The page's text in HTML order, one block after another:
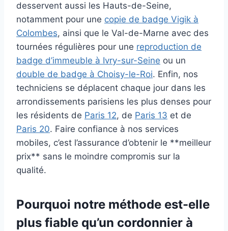
desservent aussi les Hauts-de-Seine,
notamment pour une copie de badge Vigik à
Colombes, ainsi que le Val-de-Marne avec des
tournées régulières pour une reproduction de
badge d’immeuble à Ivry-sur-Seine ou un
double de badge à Choisy-le-Roi. Enfin, nos
techniciens se déplacent chaque jour dans les
arrondissements parisiens les plus denses pour
les résidents de Paris 12, de Paris 13 et de
Paris 20. Faire confiance à nos services
mobiles, c’est l’assurance d’obtenir le **meilleur
prix** sans le moindre compromis sur la
qualité.
Pourquoi notre méthode est-elle
plus fiable qu’un cordonnier à